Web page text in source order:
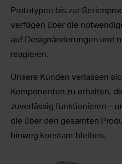
Prototypen bis zur
verfügen über die
auf Designänderungen und
reagieren.
Unsere Kunden verlassen
Komponenten zu erhalten,
zuverlässig funktionieren –
die über den gesamten
hinweg konstant bleiben.